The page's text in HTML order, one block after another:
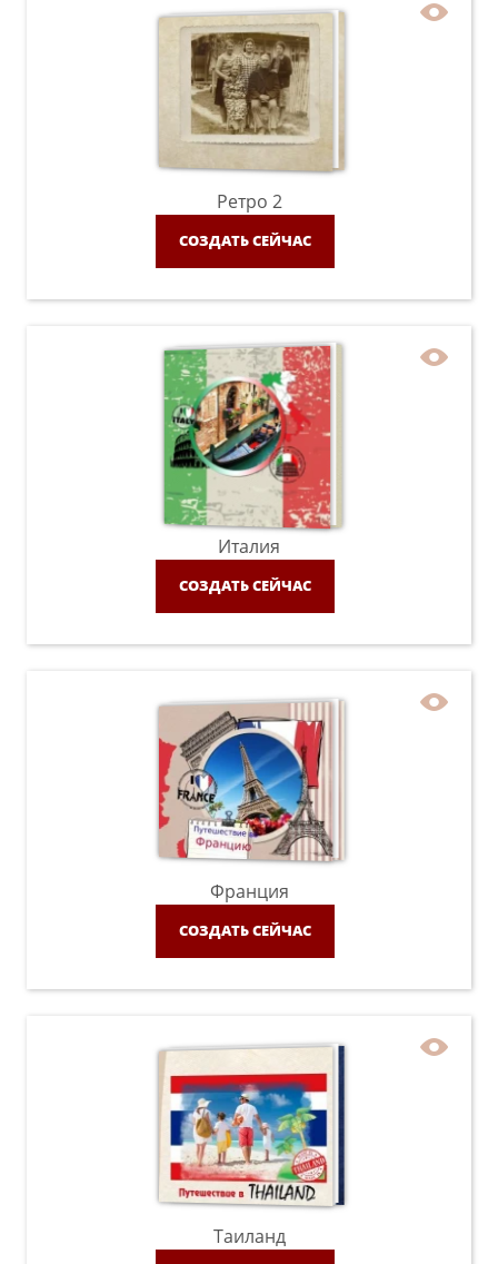
Ретро 2
СОЗДАТЬ СЕЙЧАС
Италия
СОЗДАТЬ СЕЙЧАС
Франция
СОЗДАТЬ СЕЙЧАС
Таиланд